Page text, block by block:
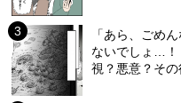
「あら、ごめ
ないでしょ…！
視？悪意？そ